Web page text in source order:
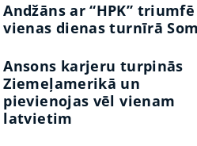
Andžāns ar “HPK” triumfē
vienas dienas turnīrā
Ansons karjeru turpinās
Ziemeļamerikā un
pievienojas vēl vienam
latvietim